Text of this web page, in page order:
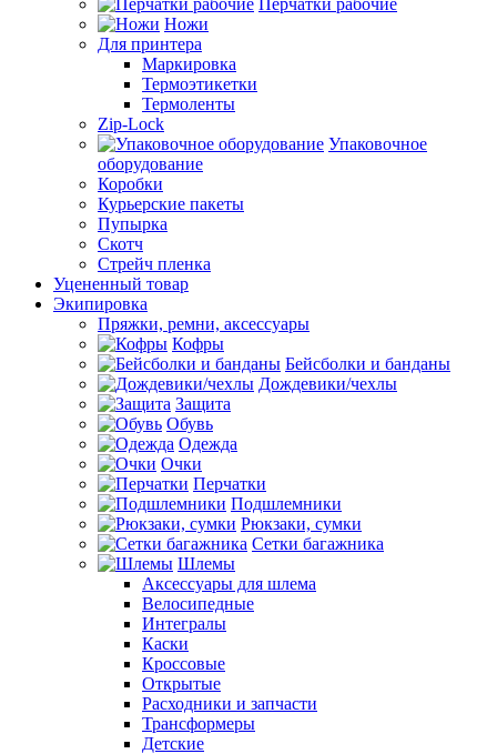
Перчатки рабочие
Ножи
Для принтера
Маркировка
Термоэтикетки
Термоленты
Zip-Lock
Упаковочное
оборудование
Коробки
Курьерские пакеты
Пупырка
Скотч
Стрейч пленка
Уцененный товар
Экипировка
Пряжки, ремни, аксессуары
Кофры
Бейсболки и банданы
Дождевики/чехлы
Защита
Обувь
Одежда
Очки
Перчатки
Подшлемники
Рюкзаки, сумки
Сетки багажника
Шлемы
Аксессуары для шлема
Велосипедные
Интегралы
Каски
Кроссовые
Открытые
Расходники и запчасти
Трансформеры
Детские